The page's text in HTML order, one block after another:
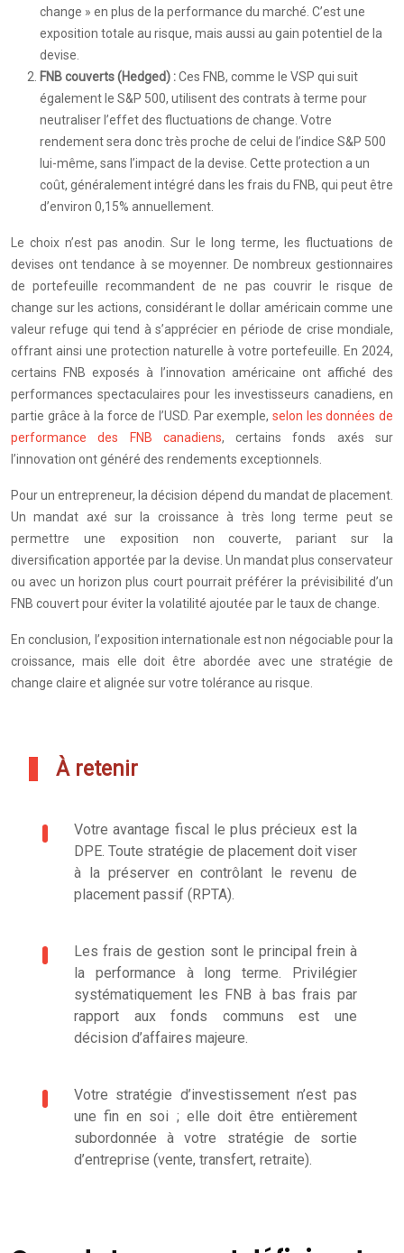
change » en plus de la performance du marché. C’est une
exposition totale au risque, mais aussi au gain potentiel de la
devise.
FNB couverts (Hedged) :Ces FNB, comme le VSP qui suit
également le S&P 500, utilisent des contrats à terme pour
neutraliser l’effet des fluctuations de change. Votre
rendement sera donc très proche de celui de l’indice S&P 500
lui-même, sans l’impact de la devise. Cette protection a un
coût, généralement intégré dans les frais du FNB, qui peut être
d’environ 0,15% annuellement.
Le choix n’est pas anodin. Sur le long terme, les fluctuations de
devises ont tendance à se moyenner. De nombreux gestionnaires
de portefeuille recommandent de ne pas couvrir le risque de
change sur les actions, considérant le dollar américain comme une
valeur refuge qui tend à s’apprécier en période de crise mondiale,
offrant ainsi une protection naturelle à votre portefeuille. En 2024,
certains FNB exposés à l’innovation américaine ont affiché des
performances spectaculaires pour les investisseurs canadiens, en
partie grâce à la force de l’USD. Par exemple, selon les données de
performance des FNB canadiens, certains fonds axés sur
l’innovation ont généré des rendements exceptionnels.
Pour un entrepreneur, la décision dépend du mandat de placement.
Un mandat axé sur la croissance à très long terme peut se
permettre une exposition non couverte, pariant sur la
diversification apportée par la devise. Un mandat plus conservateur
ou avec un horizon plus court pourrait préférer la prévisibilité d’un
FNB couvert pour éviter la volatilité ajoutée par le taux de change.
En conclusion, l’exposition internationale est non négociable pour la
croissance, mais elle doit être abordée avec une stratégie de
change claire et alignée sur votre tolérance au risque.
À retenir
Votre avantage fiscal le plus précieux est la
DPE. Toute stratégie de placement doit viser
à la préserver en contrôlant le revenu de
placement passif (RPTA).
Les frais de gestion sont le principal frein à
la performance à long terme. Privilégier
systématiquement les FNB à bas frais par
rapport aux fonds communs est une
décision d’affaires majeure.
Votre stratégie d’investissement n’est pas
une fin en soi ; elle doit être entièrement
subordonnée à votre stratégie de sortie
d’entreprise (vente, transfert, retraite).